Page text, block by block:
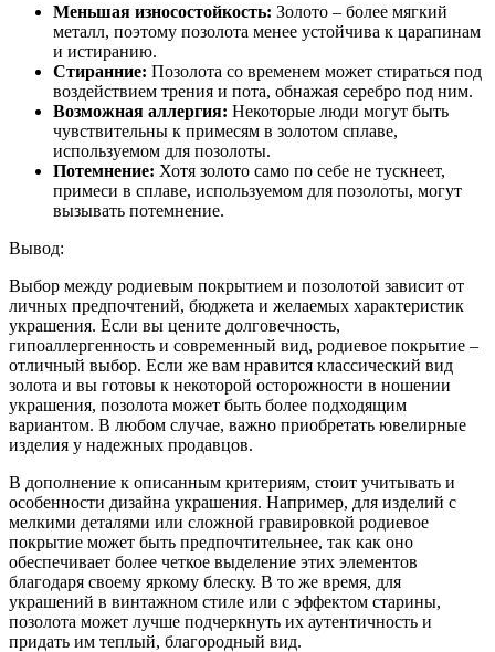
Меньшая износостойкость: Золото – более мягкий
металл, поэтому позолота менее устойчива к царапинам
и истиранию.
Стиранние: Позолота со временем может стираться под
воздействием трения и пота, обнажая серебро под ним.
Возможная аллергия: Некоторые люди могут быть
чувствительны к примесям в золотом сплаве,
используемом для позолоты.
Потемнение: Хотя золото само по себе не тускнеет,
примеси в сплаве, используемом для позолоты, могут
вызывать потемнение.
Вывод:
Выбор между родиевым покрытием и позолотой зависит от
личных предпочтений, бюджета и желаемых характеристик
украшения. Если вы цените долговечность,
гипоаллергенность и современный вид, родиевое покрытие –
отличный выбор. Если же вам нравится классический вид
золота и вы готовы к некоторой осторожности в ношении
украшения, позолота может быть более подходящим
вариантом. В любом случае, важно приобретать ювелирные
изделия у надежных продавцов.
В дополнение к описанным критериям, стоит учитывать и
особенности дизайна украшения. Например, для изделий с
мелкими деталями или сложной гравировкой родиевое
покрытие может быть предпочтительнее, так как оно
обеспечивает более четкое выделение этих элементов
благодаря своему яркому блеску. В то же время, для
украшений в винтажном стиле или с эффектом старины,
позолота может лучше подчеркнуть их аутентичность и
придать им теплый, благородный вид.